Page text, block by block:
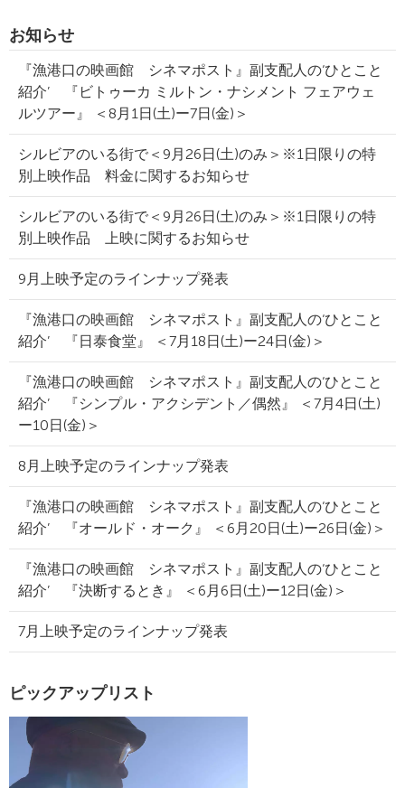
お知らせ
『漁港口の映画館 シネマポスト』副支配人の‘ひとこと
紹介’ 『ビトゥーカ ミルトン・ナシメント フェアウェ
ルツアー』 ＜8月1日(土)ー7日(金)＞
シルビアのいる街で＜9月26日(土)のみ＞※1日限りの特
別上映作品 料金に関するお知らせ
シルビアのいる街で＜9月26日(土)のみ＞※1日限りの特
別上映作品 上映に関するお知らせ
9月上映予定のラインナップ発表
『漁港口の映画館 シネマポスト』副支配人の‘ひとこと
紹介’ 『日泰食堂』 ＜7月18日(土)ー24日(金)＞
『漁港口の映画館 シネマポスト』副支配人の‘ひとこと
紹介’ 『シンプル・アクシデント／偶然』 ＜7月4日(土)
ー10日(金)＞
8月上映予定のラインナップ発表
『漁港口の映画館 シネマポスト』副支配人の‘ひとこと
紹介’ 『オールド・オーク』 ＜6月20日(土)ー26日(金)＞
『漁港口の映画館 シネマポスト』副支配人の‘ひとこと
紹介’ 『決断するとき』 ＜6月6日(土)ー12日(金)＞
7月上映予定のラインナップ発表
ピックアップリスト